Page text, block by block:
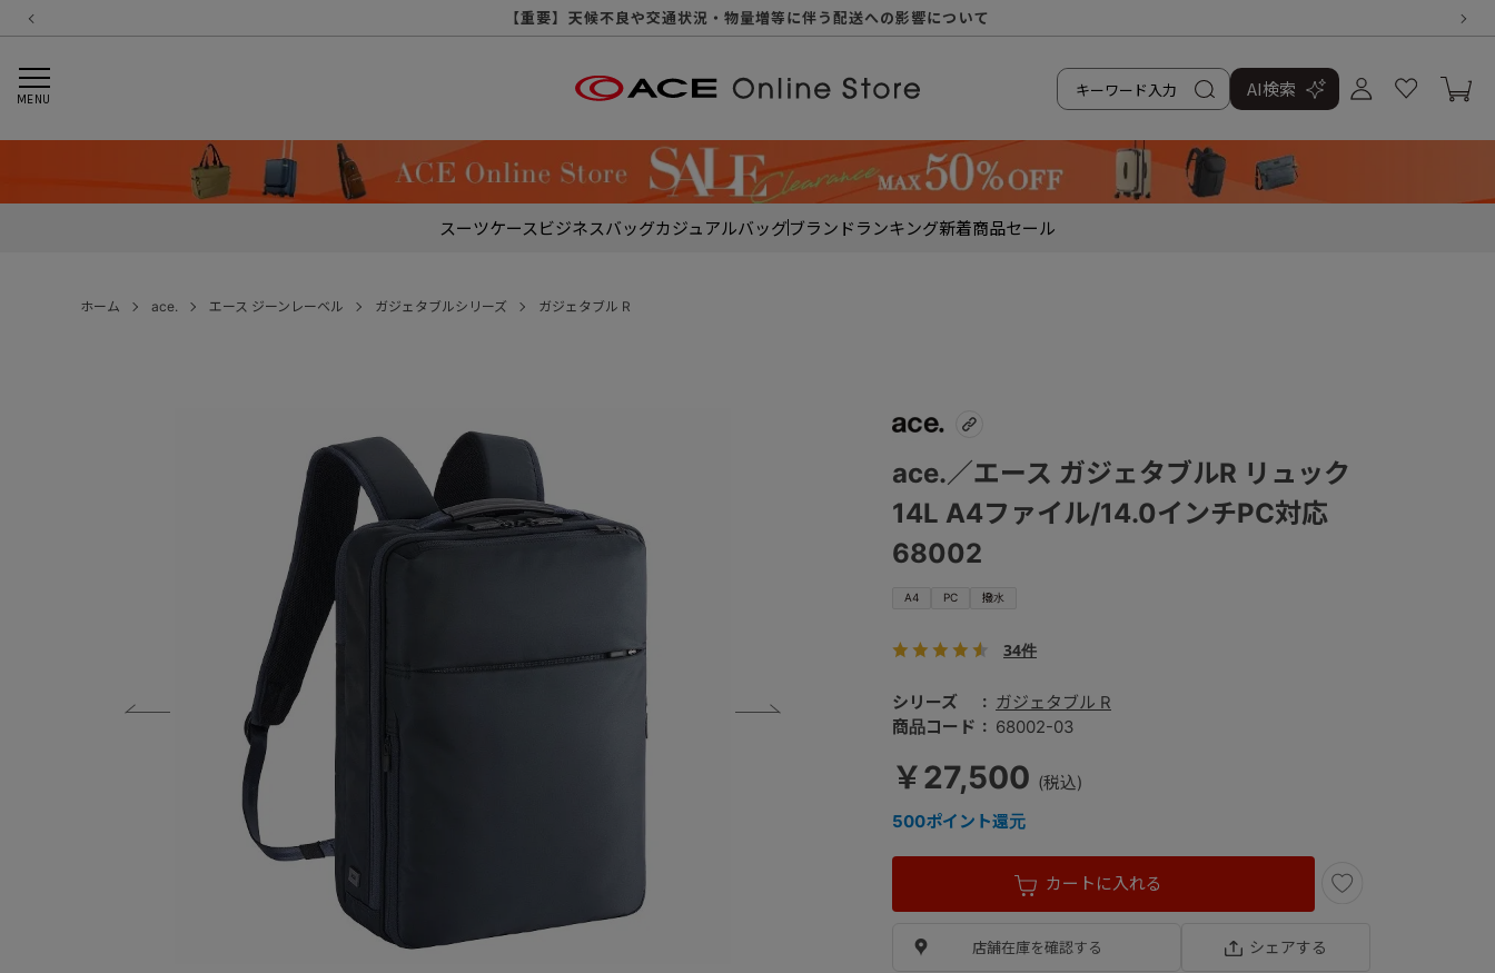
【重要】8/11（火・祝）休業及び配送スケジュールについて
【重要】令和８年熊本地震に伴う配送への影響について
【重要】納品書・領収書ペーパーレス化（電子化）のお知らせ
【重要】天候不良や交通状況・物量増等に伴う配送への影響について
【重要】悪質な詐欺サイトにご注意ください
【重要】各種メールが届かない場合に関しまして
【重要】お問い合わせのご対応に関しまして
【重要】SNSのなりすまし詐欺にご注意ください
MENU AI検索
スーツケースビジネスバッグカジュアルバッグブランドランキング新着商品セール
ホーム ace. エース ジーンレーベル ガジェタブルシリーズ ガジェタブル R
A4 PC 撥水
ace.／エース ガジェタブルR リュック
14L A4ファイル/14.0インチPC対応
68002
シリーズ ガジェタブル R
34件
商品コード 68002-03
￥27,500
500ポイント還元
カートに入れる
店舗在庫を確認する シェアする